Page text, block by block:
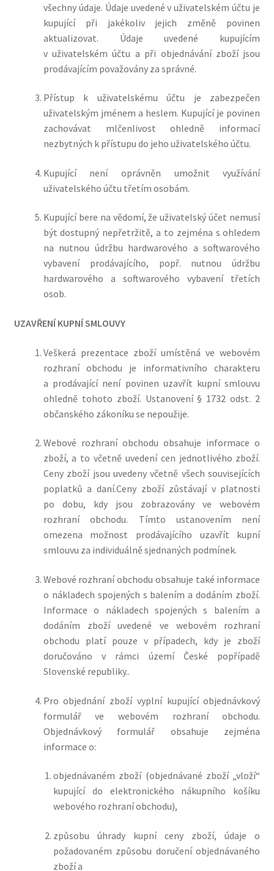
všechny údaje. Údaje uvedené v uživatelském účtu je
kupující při jakékoliv jejich změně povinen
aktualizovat. Údaje uvedené kupujícím
v uživatelském účtu a při objednávání zboží jsou
prodávajícím považovány za správné.
Přístup k uživatelskému účtu je zabezpečen
uživatelským jménem a heslem. Kupující je povinen
zachovávat mlčenlivost ohledně informací
nezbytných k přístupu do jeho uživatelského účtu.
Kupující není oprávněn umožnit využívání
uživatelského účtu třetím osobám.
Kupující bere na vědomí, že uživatelský účet nemusí
být dostupný nepřetržitě, a to zejména s ohledem
na nutnou údržbu hardwarového a softwarového
vybavení prodávajícího, popř. nutnou údržbu
hardwarového a softwarového vybavení třetích
osob.
UZAVŘENÍ KUPNÍ SMLOUVY
Veškerá prezentace zboží umístěná ve webovém
rozhraní obchodu je informativního charakteru
a prodávající není povinen uzavřít kupní smlouvu
ohledně tohoto zboží. Ustanovení § 1732 odst. 2
občanského zákoníku se nepoužije.
Webové rozhraní obchodu obsahuje informace o
zboží, a to včetně uvedení cen jednotlivého zboží.
Ceny zboží jsou uvedeny včetně všech souvisejících
poplatků a daní.Ceny zboží zůstávají v platnosti
po dobu, kdy jsou zobrazovány ve webovém
rozhraní obchodu. Tímto ustanovením není
omezena možnost prodávajícího uzavřít kupní
smlouvu za individuálně sjednaných podmínek.
Webové rozhraní obchodu obsahuje také informace
o nákladech spojených s balením a dodáním zboží.
Informace o nákladech spojených s balením a
dodáním zboží uvedené ve webovém rozhraní
obchodu platí pouze v případech, kdy je zboží
doručováno v rámci území České popřípadě
Slovenské republiky..
Pro objednání zboží vyplní kupující objednávkový
formulář ve webovém rozhraní obchodu.
Objednávkový formulář obsahuje zejména
informace o:
objednávaném zboží (objednávané zboží „vloží“
kupující do elektronického nákupního košíku
webového rozhraní obchodu),
způsobu úhrady kupní ceny zboží, údaje o
požadovaném způsobu doručení objednávaného
zboží a